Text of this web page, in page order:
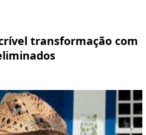
transformação com